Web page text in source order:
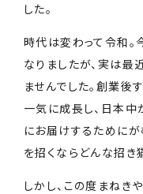
した。
時代は変わって令和。
なりましたが、実は最
ませんでした。創業後
一気に成長し、日本
にお届けするためにが
を招くならどんな招き
しかし、この度まねき